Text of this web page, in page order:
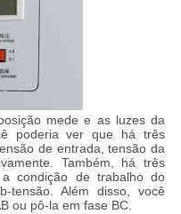
mede e as luzes da
poderia ver que há três
de entrada, tensão da
Também, há três
condição de trabalho do
tensão. Além disso, você
ou pô-la em fase BC.